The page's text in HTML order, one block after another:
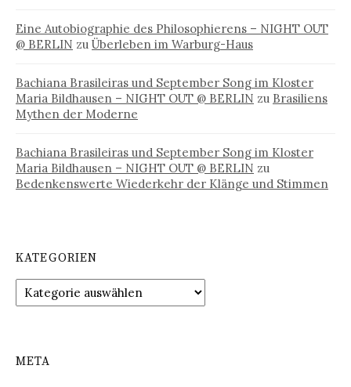
Eine Autobiographie des Philosophierens – NIGHT OUT
@ BERLIN zu Überleben im Warburg-Haus
Bachiana Brasileiras und September Song im Kloster
Maria Bildhausen – NIGHT OUT @ BERLIN zu Brasiliens
Mythen der Moderne
Bachiana Brasileiras und September Song im Kloster
Maria Bildhausen – NIGHT OUT @ BERLIN zu
Bedenkenswerte Wiederkehr der Klänge und Stimmen
KATEGORIEN
Kategorien
META